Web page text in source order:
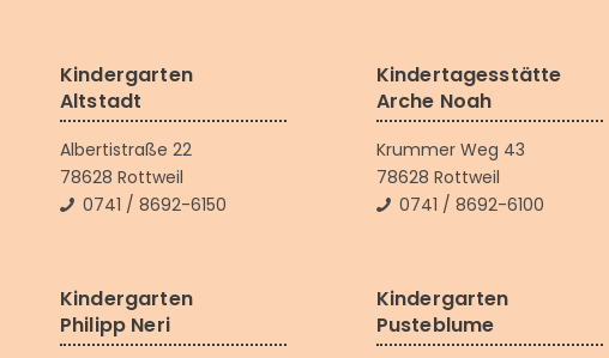
Kindergarten
Altstadt
Albertistraße 22
78628 Rottweil
0741 / 8692-6150
Kindergarten
Philipp Neri
Kindertagesstätte
Arche Noah
Krummer Weg 43
78628 Rottweil
0741 / 8692-6100
Kindergarten
Pusteblume